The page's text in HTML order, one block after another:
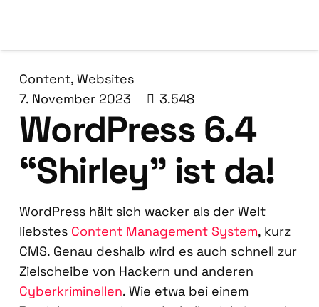
Content, Websites
7. November 2023
3.548
Word­Press 6.4
“Shir­ley” ist da!
Word­Press hält sich wacker als der Welt
liebs­tes Con­tent Manage­ment Sys­tem, kurz
CMS. Genau des­halb wird es auch schnell zur
Ziel­schei­be von Hackern und ande­ren
Cyber­kri­mi­nel­len. Wie etwa bei einem